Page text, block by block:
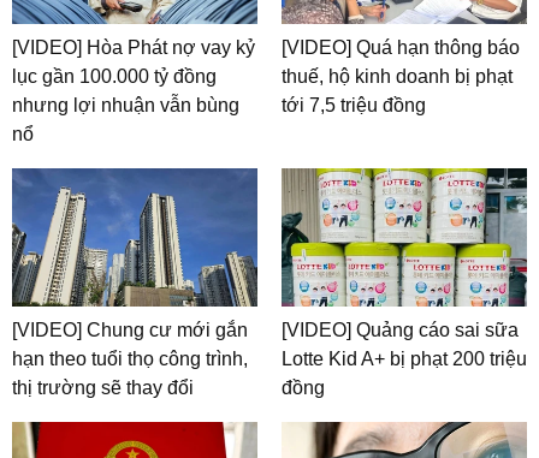
[VIDEO] Hòa Phát nợ vay kỷ
lục gần 100.000 tỷ đồng
nhưng lợi nhuận vẫn bùng
nổ
[VIDEO] Quá hạn thông báo
thuế, hộ kinh doanh bị phạt
tới 7,5 triệu đồng
[VIDEO] Chung cư mới gắn
hạn theo tuổi thọ công trình,
thị trường sẽ thay đổi
[VIDEO] Quảng cáo sai sữa
Lotte Kid A+ bị phạt 200 triệu
đồng